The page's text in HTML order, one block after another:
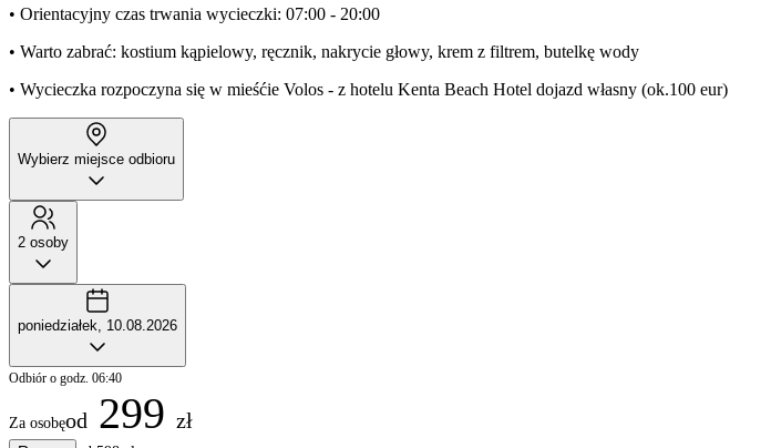
• Orientacyjny czas trwania wycieczki: 07:00 - 20:00
• Warto zabrać: kostium kąpielowy, ręcznik, nakrycie głowy, krem z filtrem, butelkę wody
• Wycieczka rozpoczyna się w mieśćie Volos - z hotelu Kenta Beach Hotel dojazd własny (ok.100 eur)
Wybierz miejsce odbioru
2 osoby
poniedziałek, 10.08.2026
Odbiór o godz. 06:40
Za osobęod 299 zł